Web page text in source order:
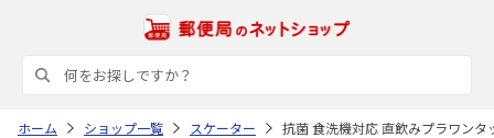
ホーム ショップ一覧 スケーター 抗菌 食洗機対応 直飲みプラワンタ